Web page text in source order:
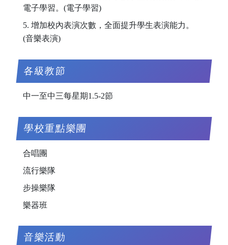
電子學習。(電子學習)
5. 增加校內表演次數，全面提升學生表演能力。
(音樂表演)
各級教節
中一至中三每星期1.5-2節
學校重點樂團
合唱團
流行樂隊
步操樂隊
樂器班
音樂活動